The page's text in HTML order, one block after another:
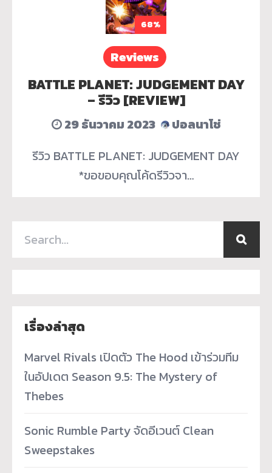
68%
Reviews
BATTLE PLANET: JUDGEMENT DAY
– รีวิว [REVIEW]
29 ธันวาคม 2023
ปอลนาโช่
รีวิว BATTLE PLANET: JUDGEMENT DAY
*ขอขอบคุณโค้ดรีวิวจา…
เรื่องล่าสุด
Marvel Rivals เปิดตัว The Hood เข้าร่วมทีม
ในอัปเดต Season 9.5: The Mystery of
Thebes
Sonic Rumble Party จัดอีเวนต์ Clean
Sweepstakes